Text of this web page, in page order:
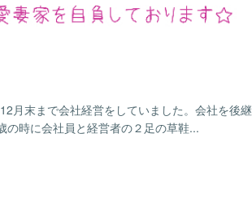
月末まで会社経営をしていました。会社を後継
時に会社員と経営者の２足の草鞋...